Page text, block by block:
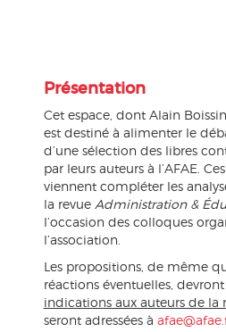
Présentation
Cet espace, dont Alain
est destiné à alimenter le
d’une sélection des libres
par leurs auteurs à l’AFAE.
viennent compléter les
la revue Administration &
l’occasion des colloques
l’association.
Les propositions, de même
réactions éventuelles,
indications aux auteurs de la
seront adressées à